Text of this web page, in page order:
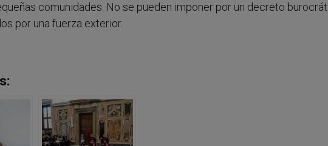
comunidades. No se pueden imponer por un decreto
por una fuerza exterior.